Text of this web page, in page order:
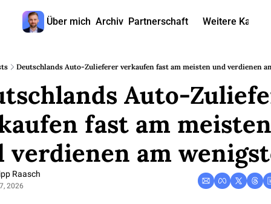
Über mich Archiv Partnerschaft Weitere Kanäle
🎧
📺
🇬🇧
Deutschlands Auto-Zulieferer verkaufen fast am meisten und verdienen
Auto-
fast am meisten
verdienen am
Raasch
2026